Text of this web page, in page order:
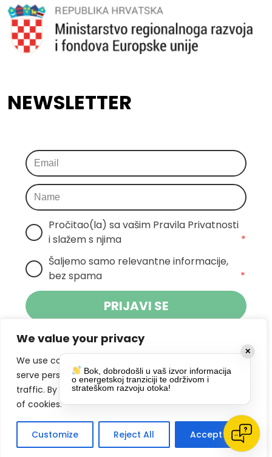
We value your privacy
We use cookies to enhance your browsing experience,
serve personalized ads or content, and analyze our
traffic. By clicking "Accept All", you consent to our use
of cookies.
Customize Reject All Accept All
NEWSLETTER
Pročitao(la) sa vašim Pravila Privatnosti
i slažem s njima
*
Šaljemo samo relevantne informacije,
bez spama
*
PRIJAVI SE
Klikom na gumb dajete suglasnost za
primanje novosti Pokreta Otoka te se
slažete spolitikom privatnosti.
DRUŠTVENE MREŽE
✕
Bok, dobrodošli u vaš izvor informacija
o energetskoj tranziciji te održivom i
strateškom razvoju otoka!